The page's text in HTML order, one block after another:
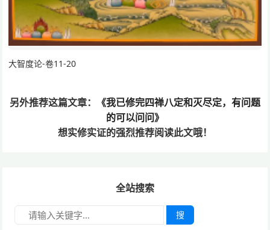
大智度论-卷11-20
另外推荐这篇文章：
《我已修完四禅八定和灭尽定，有问题
的可以问问》
想实修实证的强烈推荐阅读此文哦！
全站搜索
搜